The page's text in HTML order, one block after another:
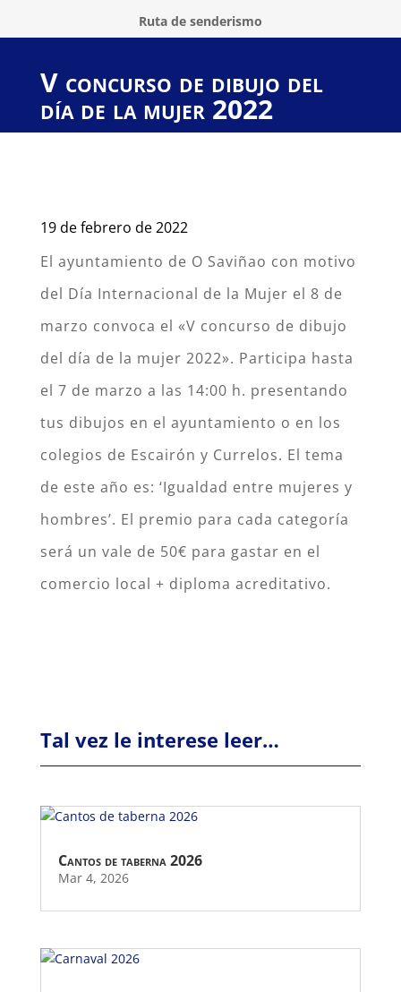
Ruta de senderismo
V concurso de dibujo del
día de la mujer 2022
19 de febrero de 2022
El ayuntamiento de O Saviñao con motivo
del Día Internacional de la Mujer el 8 de
marzo convoca el «V concurso de dibujo
del día de la mujer 2022». Participa hasta
el 7 de marzo a las 14:00 h. presentando
tus dibujos en el ayuntamiento o en los
colegios de Escairón y Currelos. El tema
de este año es: ‘Igualdad entre mujeres y
hombres’. El premio para cada categoría
será un vale de 50€ para gastar en el
comercio local + diploma acreditativo.
Tal vez le interese leer…
Cantos de taberna 2026
Mar 4, 2026